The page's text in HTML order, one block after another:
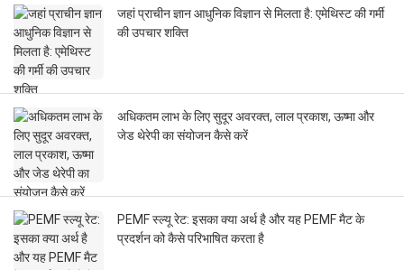
जहां प्राचीन ज्ञान आधुनिक विज्ञान से मिलता है: एमेथिस्ट की गर्मी
की उपचार शक्ति
अधिकतम लाभ के लिए सुदूर अवरक्त, लाल प्रकाश, ऊष्मा और
जेड थेरेपी का संयोजन कैसे करें
PEMF स्ल्यू रेट: इसका क्या अर्थ है और यह PEMF मैट के
प्रदर्शन को कैसे परिभाषित करता है